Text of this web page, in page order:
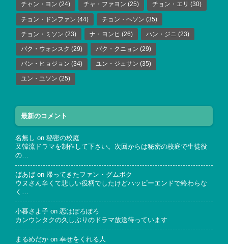
チャン・ヨン (24) チャ・ファヨン (25) チョン・エリ (30)
チョン・ドンファン (44) チョン・ヘソン (35)
チョン・ミソン (23) ナ・ヨンヒ (26) ハン・ジニ (23)
パク・ウォンスク (29) パク・クニョン (29)
パン・ヒョジョン (34) ユン・ジュサン (35)
ユン・ユソン (25)
最新のコメント
名無し on 秘密の校庭
又韓流ドラマを制作して下さい。次回からは秘密の校庭で生徒役
の…
ばあば on 帰ってきたファン・グムボク
ウヌさん辛くて悲しい役柄でしたけどハッピーエンドで終わらな
く…
小暮さよ子 on 恋はぽろぽろ
カンウンタクの久しぶりのドラマ放送待っています
まるめだか on 幸せをくれる人